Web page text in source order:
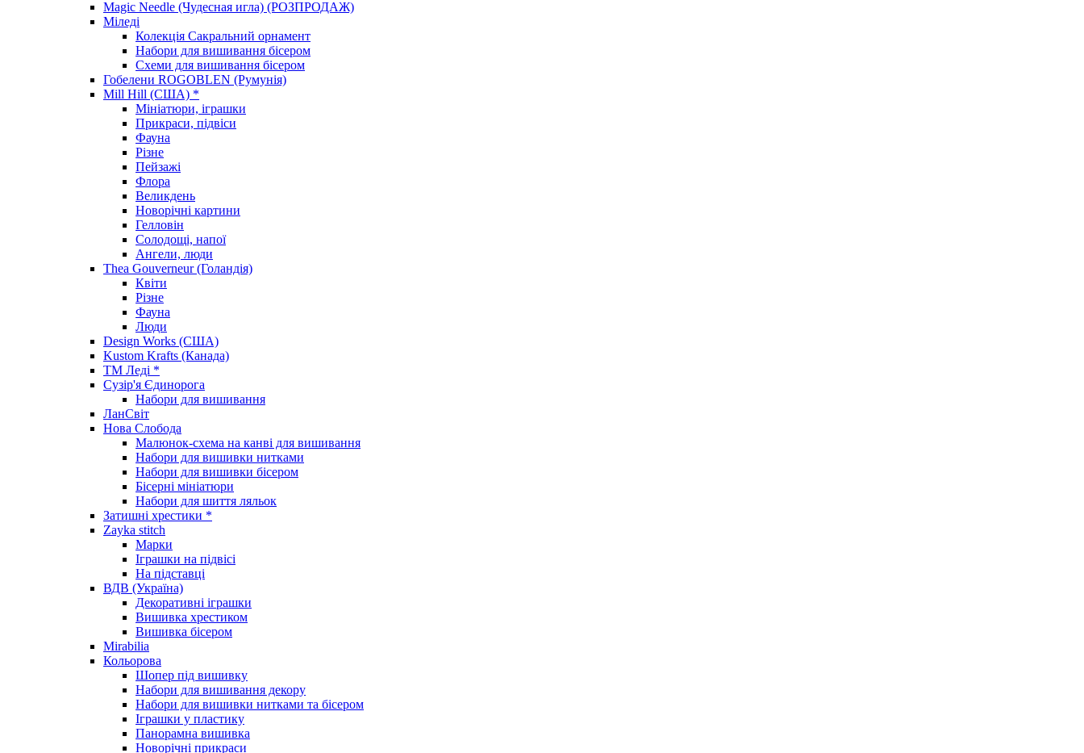
Magic Needle (Чудесная игла) (РОЗПРОДАЖ)
Міледі
Колекція Сакральний орнамент
Набори для вишивання бісером
Схеми для вишивання бісером
Гобелени ROGOBLEN (Румунія)
Mill Hill (США) *
Мініатюри, іграшки
Прикраси, підвіси
Фауна
Різне
Пейзажі
Флора
Великдень
Новорічні картини
Гелловін
Солодощі, напої
Ангели, люди
Thea Gouverneur (Голандія)
Квіти
Різне
Фауна
Люди
Design Works (США)
Kustom Krafts (Канада)
ТМ Леді *
Сузір'я Єдинорога
Набори для вишивання
ЛанСвіт
Нова Слобода
Малюнок-схема на канві для вишивання
Набори для вишивки нитками
Набори для вишивки бісером
Бісерні мініатюри
Набори для шиття ляльок
Затишні хрестики *
Zayka stitch
Марки
Іграшки на підвісі
На підставці
ВДВ (Україна)
Декоративні іграшки
Вишивка хрестиком
Вишивка бісером
Mirabilia
Кольорова
Шопер під вишивку
Набори для вишивання декору
Набори для вишивки нитками та бісером
Іграшки у пластику
Панорамна вишивка
Новорічні прикраси